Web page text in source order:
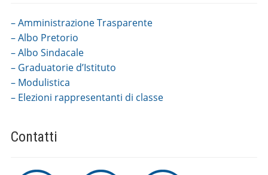
– Amministrazione Trasparente
– Albo Pretorio
– Albo Sindacale
– Graduatorie d’Istituto
– Modulistica
– Elezioni rappresentanti di classe
Contatti